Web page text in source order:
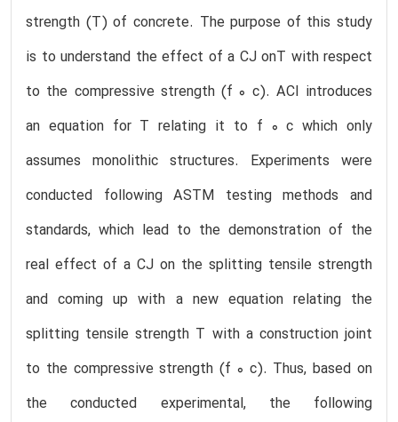
strength (T) of concrete. The purpose of this study
is to understand the effect of a CJ onT with respect
to the compressive strength (f 0 c). ACI introduces
an equation for T relating it to f 0 c which only
assumes monolithic structures. Experiments were
conducted following ASTM testing methods and
standards, which lead to the demonstration of the
real effect of a CJ on the splitting tensile strength
and coming up with a new equation relating the
splitting tensile strength T with a construction joint
to the compressive strength (f 0 c). Thus, based on
the conducted experimental, the following